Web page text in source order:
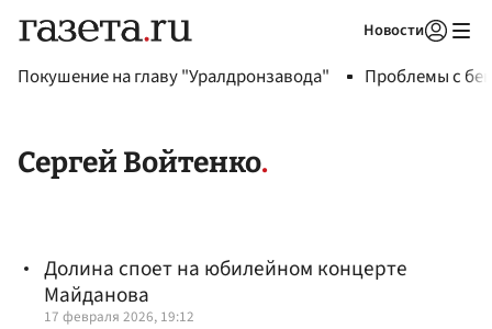
Новости
Покушение на главу "Уралдронзавода" Проблемы с
Сергей Войтенко
Долина споет на юбилейном концерте
Майданова
17 февраля 2026, 19:12